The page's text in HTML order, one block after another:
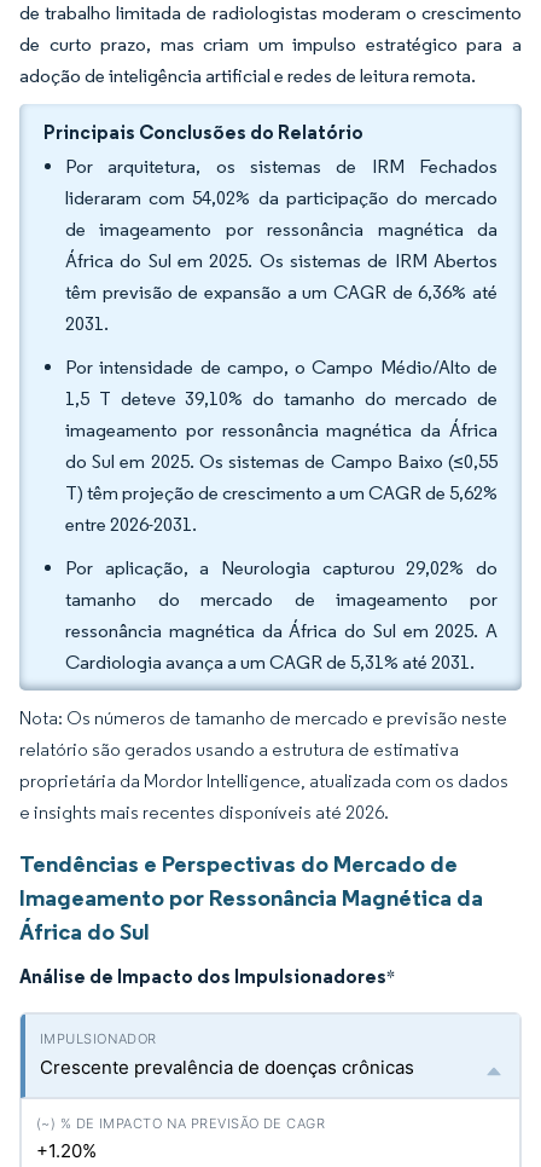
de trabalho limitada de radiologistas moderam o crescimento
de curto prazo, mas criam um impulso estratégico para a
adoção de inteligência artificial e redes de leitura remota.
Principais Conclusões do Relatório
Por arquitetura, os sistemas de IRM Fechados
lideraram com 54,02% da participação do mercado
de imageamento por ressonância magnética da
África do Sul em 2025. Os sistemas de IRM Abertos
têm previsão de expansão a um CAGR de 6,36% até
2031.
Por intensidade de campo, o Campo Médio/Alto de
1,5 T deteve 39,10% do tamanho do mercado de
imageamento por ressonância magnética da África
do Sul em 2025. Os sistemas de Campo Baixo (≤0,55
T) têm projeção de crescimento a um CAGR de 5,62%
entre 2026-2031.
Por aplicação, a Neurologia capturou 29,02% do
tamanho do mercado de imageamento por
ressonância magnética da África do Sul em 2025. A
Cardiologia avança a um CAGR de 5,31% até 2031.
Nota: Os números de tamanho de mercado e previsão neste
relatório são gerados usando a estrutura de estimativa
proprietária da Mordor Intelligence, atualizada com os dados
e insights mais recentes disponíveis até 2026.
Tendências e Perspectivas do Mercado de
Imageamento por Ressonância Magnética da
África do Sul
Análise de Impacto dos Impulsionadores*
Crescente prevalência de doenças crônicas
+1.20%